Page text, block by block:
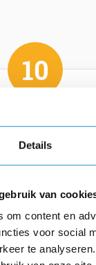
Details
van
om content en
voor social
te
10
aan
een griffel!"
Wijnands
4 april 2023